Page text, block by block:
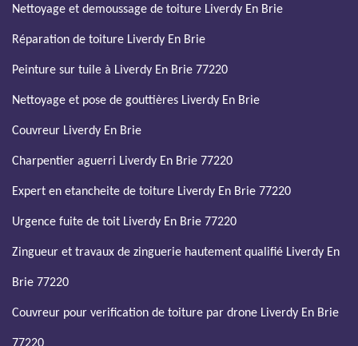
Nettoyage et demoussage de toiture Liverdy En Brie
Réparation de toiture Liverdy En Brie
Peinture sur tuile à Liverdy En Brie 77220
Nettoyage et pose de gouttières Liverdy En Brie
Couvreur Liverdy En Brie
Charpentier aguerri Liverdy En Brie 77220
Expert en etancheite de toiture Liverdy En Brie 77220
Urgence fuite de toit Liverdy En Brie 77220
Zingueur et travaux de zinguerie hautement qualifié Liverdy En
Brie 77220
Couvreur pour verification de toiture par drone Liverdy En Brie